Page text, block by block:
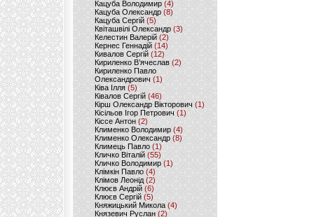
Кацуба Володимир (4)
Кацуба Олександр (8)
Кацуба Сергій (5)
Квіташвілі Олександр(3)
Келестин Валерій(2)
Кернес Геннадій (14)
Кивалов Сергій (12)
Кириленко В’ячеслав (2)
Кириленко Павло
Олександрович (1)
Ківа Ілля (5)
Ківалов Сергій(46)
Кірш Олександр Вікторович (1)
Кісільов Ігор Петрович (1)
Кіссе Антон (2)
Клименко Володимир(4)
Клименко Олександр (8)
Климець Павло (1)
Кличко Віталій(55)
Кличко Володимир (1)
Клімкін Павло (4)
Клімов Леонід(2)
Клюєв Андрій(6)
Клюєв Сергій (5)
Княжицький Микола(4)
Князевич Руслан (2)